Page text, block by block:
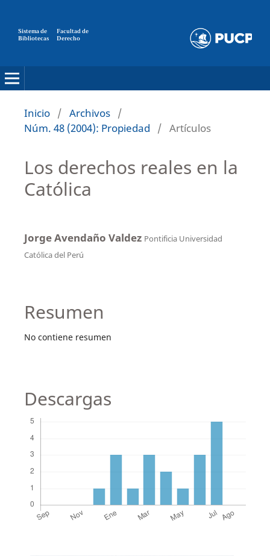
Sistema de
Bibliotecas
Facultad de
Derecho
Inicio / Archivos /
Núm. 48 (2004): Propiedad
/ Artículos
Los derechos reales en la
Católica
Jorge Avendaño Valdez Pontificia Universidad
Católica del Perú
Resumen
No contiene resumen
Descargas